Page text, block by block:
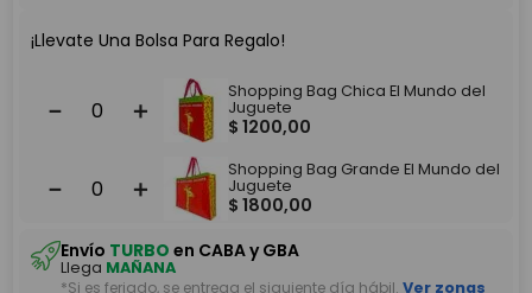
¡Llevate Una Bolsa Para Regalo!
＋
－
Shopping Bag Chica El Mundo del
Juguete
$ 1200,00
＋
－
Shopping Bag Grande El Mundo del
Juguete
$ 1800,00
Envío TURBO en CABA y GBA
Llega MAÑANA
*Si es feriado, se entrega el siguiente día hábil. Ver zonas